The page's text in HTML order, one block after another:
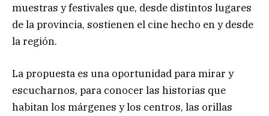
muestras y festivales que, desde distintos lugares
de la provincia, sostienen el cine hecho en y desde
la región.
La propuesta es una oportunidad para mirar y
escucharnos, para conocer las historias que
habitan los márgenes y los centros, las orillas